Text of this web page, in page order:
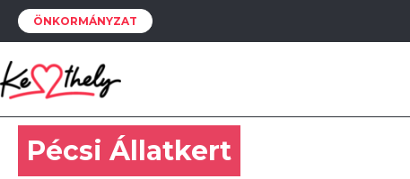
ÖNKORMÁNYZAT
Pécsi Állatkert